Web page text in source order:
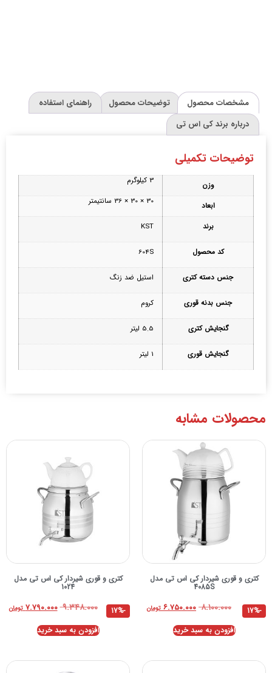
مشخصات محصول توضیحات محصول
راهنمای استفاده
درباره برند کی اس تی
توضیحات تکمیلی
وزن 3 کیلوگرم
ابعاد 30 × 30 × 36 سانتیمتر
برند KST
کد محصول 604S
جنس دسته کتری استیل ضد زنگ
جنس بدنه قوری کروم
گنجایش کتری 5.5 لیتر
گنجایش قوری 1 لیتر
محصولات مشابه
کتری و قوری شیردار کی اس تی مدل
4085S
۸.۱۰۰.۰۰۰ ۶.۷۵۰.۰۰۰ تومان
-17%
افزودن به سبد خرید
کتری و قوری شیردار کی اس تی مدل
1024
۹.۳۴۸.۰۰۰ ۷.۷۹۰.۰۰۰ تومان
-17%
افزودن به سبد خرید